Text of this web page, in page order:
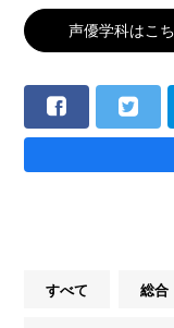
声優学科はこ
すべて 総合